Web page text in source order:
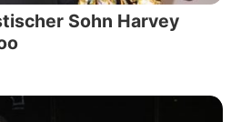
Sohn Harvey